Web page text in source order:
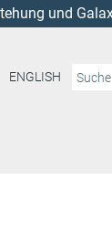
und
ENGLISH